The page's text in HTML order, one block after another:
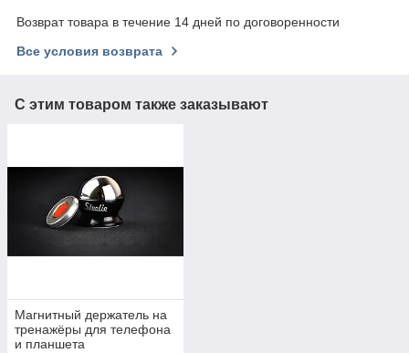
Возврат товара в течение 14 дней по договоренности
Все условия возврата
С этим товаром также заказывают
Магнитный держатель на
тренажёры для телефона
и планшета